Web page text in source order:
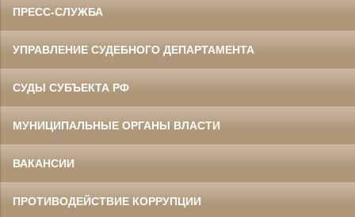
ПРЕСС-СЛУЖБА
УПРАВЛЕНИЕ СУДЕБНОГО ДЕПАРТАМЕНТА
СУДЫ СУБЪЕКТА РФ
МУНИЦИПАЛЬНЫЕ ОРГАНЫ ВЛАСТИ
ВАКАНСИИ
ПРОТИВОДЕЙСТВИЕ КОРРУПЦИИ